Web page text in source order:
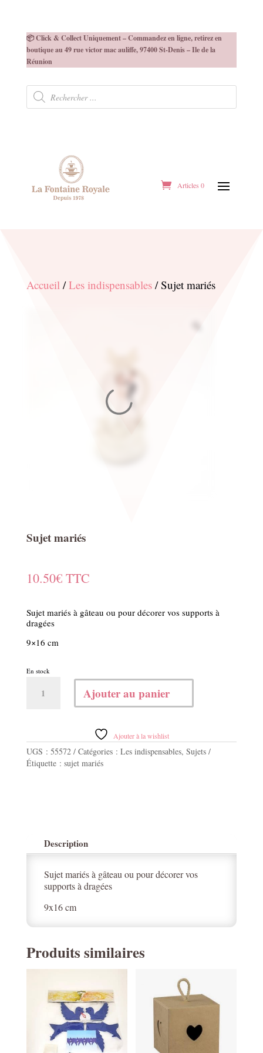
📦 Click & Collect Uniquement – Commandez en ligne, retirez en
boutique au 49 rue victor mac auliffe, 97400 St-Denis – Ile de la
Réunion
Recherche
produits
Articles 0
Accueil/Les indispensables/ Sujet mariés
Sujet mariés
10.50€ TTC
Sujet mariés à gâteau ou pour décorer vos supports à
dragées
9×16 cm
En stock
Ajouter au panier
Ajouter à la wishlist
UGS : 55572 Catégories : Les indispensables, Sujets
Étiquette : sujet mariés
Description
Sujet mariés à gâteau ou pour décorer vos
supports à dragées
9x16 cm
Produits similaires